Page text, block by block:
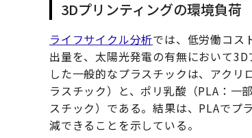
3Dプリンティングの環境負荷
ライフサイクル分析では、低労働コス
出量を、太陽光発電の有無において
した一般的なプラスチックは、アク
ラスチック）と、ポリ乳酸（PLA：一
スチック）である。結果は、PLAでプ
減できることを示している。